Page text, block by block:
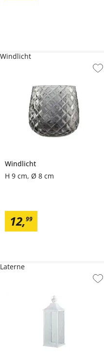
Windlicht
H 9 cm, Ø 8 cm
12,99
Windlicht
Laterne